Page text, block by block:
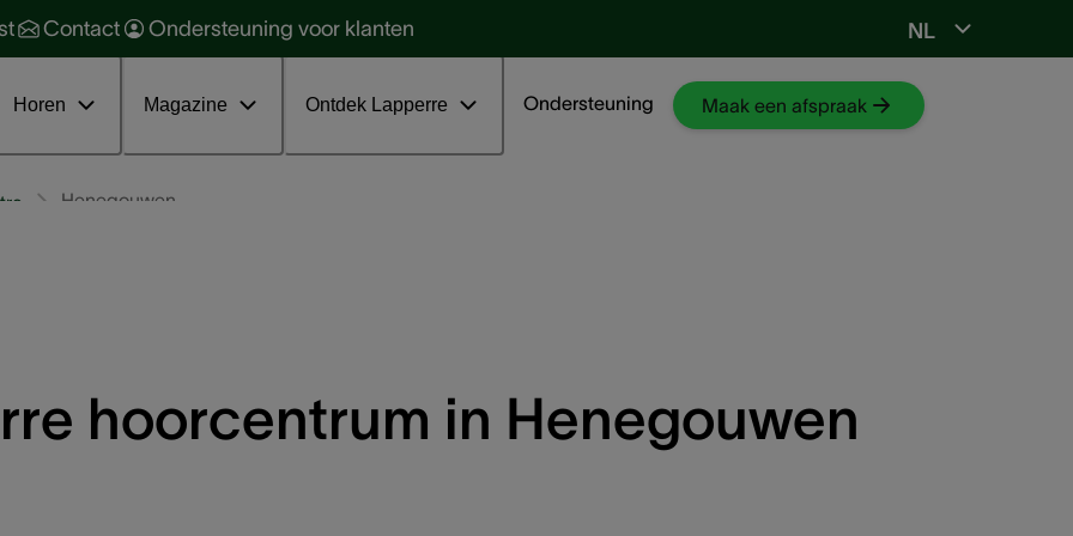
Contact Ondersteuning voor klanten NL
Horen Magazine Ontdek Lapperre Ondersteuning Maak een afspraak
en soorten
en behandelen
Ga naar NKO-web
Henegouwen
hoorcentrum in Henegouwen